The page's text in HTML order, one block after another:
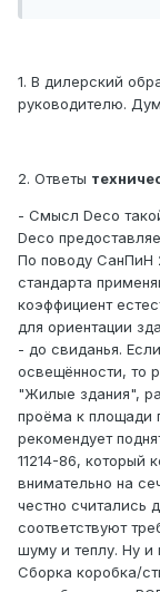
1. В дилерский
руководителю.
2. Ответы
- Смысл Deco
Deco
По поводу СанПиН
стандарта
коэффициент
для ориентации
- до свиданья.
освещённости, то
"Жилые здания",
проёма к площади
рекомендует
11214-86, который
внимательно на
честно считались
соответствуют
шуму и теплу. Ну и
Сборка коробка/